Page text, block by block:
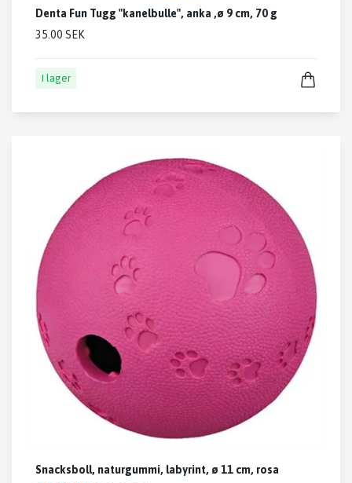
Denta Fun Tugg "kanelbulle", anka ,ø 9 cm, 70 g
35.00 SEK
I lager
Snacksboll, naturgummi, labyrint, ø 11 cm, rosa